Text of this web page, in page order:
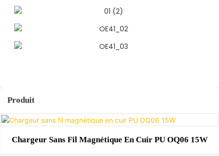
Produit
Chargeur Sans Fil Magnétique En Cuir PU OQ06 15W